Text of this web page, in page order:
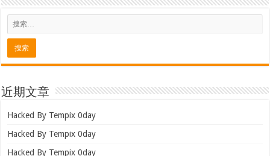
近期文章
Hacked By Tempix 0day
Hacked By Tempix 0day
Hacked By Tempix 0day